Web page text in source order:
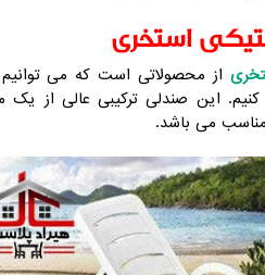
استخری
از محصولاتی است که می توانیم
کنیم. این صندلی ترکیبی عالی از
می باشد.